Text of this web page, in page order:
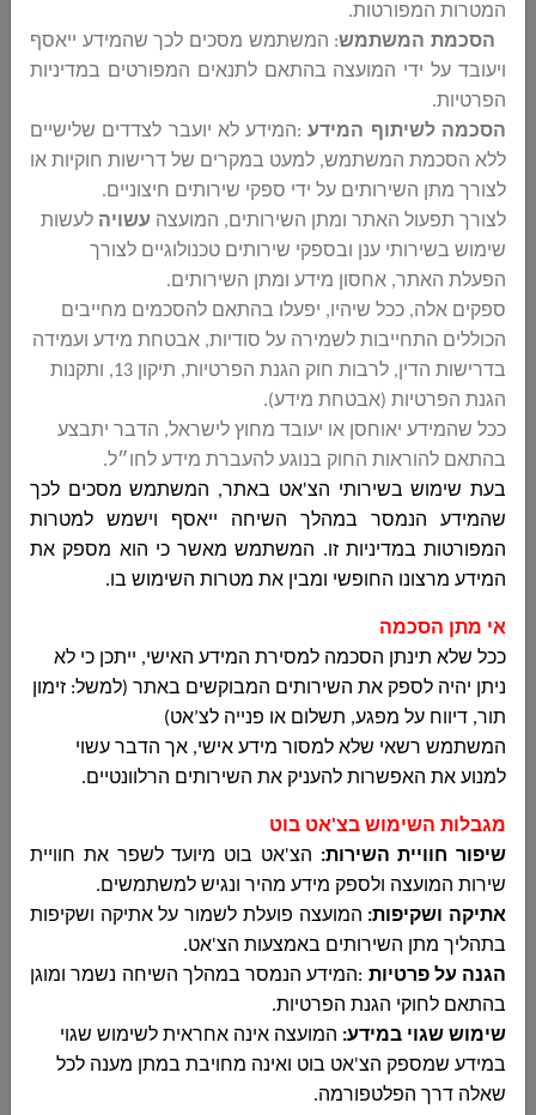
מכרז 19-2025 - חוברת מתוקנת לשיפוץ מגרש
ספורט שחבק ליד בית ספר יסודי אפאק דיר אל
אסד
مجلس دير الاسد المحلي
מכרז 19-2025 - חוברת מתוקנת לשיפוץ מגרש
ספורט שחבק ליד בית ספר יסודי אפאק דיר אל
אסד...
פרסום חוזר למכרז 15-2025 להקמת מרכז מחזור
مجلس دير الاسد المحلي
פרסום חוזר למכרז 15-2025 להקמת מרכז
מחזור...
ביטול מכרז 19-2025 - לשיפוץ מגרש ספורט
שחבק ליד בית ספר יסודי אפאק דיר אל אסד
مجلس دير الاسد المحلي
שחבק ליד בית ספר יסודי אפאק דיר אל אסד...
מכרז פומבי 16-2025 - שירותי ייעוץ כלכלי
לקידום פרויקטים
مجلس دير الاسد المحلي
מכרז פומבי 16-2025 - שירותי ייעוץ כלכלי לקידום
פרויקטים ...
מכרז 12-2025 לביצוע עבודות פיתוח -חפירה ו-
או חציבה -מילוי-קירות תומכים וכו-בקטע מכביש
501 בין חתכים 0 עד 196.82 -כביש 519 בתוכנית
ג- 16056
مجلس دير الاسد المحلي
המטרות המפורטות.
הסכמת המשתמש: המשתמש מסכים לכך שהמידע ייאסף
ויעובד על ידי המועצה בהתאם לתנאים המפורטים במדיניות
הפרטיות.
הסכמה לשיתוף המידע:המידע לא יועבר לצדדים שלישיים
ללא הסכמת המשתמש, למעט במקרים של דרישות חוקיות או
לצורך מתן השירותים על ידי ספקי שירותים חיצוניים.
לצורך תפעול האתר ומתן השירותים, המועצה עשויה לעשות
שימוש בשירותי ענן ובספקי שירותים טכנולוגיים לצורך
הפעלת האתר, אחסון מידע ומתן השירותים.
ספקים אלה, ככל שיהיו, יפעלו בהתאם להסכמים מחייבים
הכוללים התחייבות לשמירה על סודיות, אבטחת מידע ועמידה
בדרישות הדין, לרבות חוק הגנת הפרטיות, תיקון 13, ותקנות
הגנת הפרטיות (אבטחת מידע).
ככל שהמידע יאוחסן או יעובד מחוץ לישראל, הדבר יתבצע
בהתאם להוראות החוק בנוגע להעברת מידע לחו״ל.
בעת שימוש בשירותי הצ'אט באתר, המשתמש מסכים לכך
שהמידע הנמסר במהלך השיחה ייאסף וישמש למטרות
המפורטות במדיניות זו. המשתמש מאשר כי הוא מספק את
המידע מרצונו החופשי ומבין את מטרות השימוש בו .
אי מתן הסכמה
ככל שלא תינתן הסכמה למסירת המידע האישי, ייתכן כי לא
ניתן יהיה לספק את השירותים המבוקשים באתר (למשל: זימון
תור, דיווח על מפגע, תשלום או פנייה לצ’אט)
המשתמש רשאי שלא למסור מידע אישי, אך הדבר עשוי
למנוע את האפשרות להעניק את השירותים הרלוונטיים.
מגבלות השימוש בצ'אט בוט
שיפור חוויית השירות: הצ'אט בוט מיועד לשפר את חוויית
שירות המועצה ולספק מידע מהיר ונגיש למשתמשים.
אתיקה ושקיפות: המועצה פועלת לשמור על אתיקה ושקיפות
בתהליך מתן השירותים באמצעות הצ'אט.
הגנה על פרטיות :המידע הנמסר במהלך השיחה נשמר ומוגן
בהתאם לחוקי הגנת הפרטיות.
שימוש שגוי במידע: המועצה אינה אחראית לשימוש שגוי
במידע שמספק הצ'אט בוט ואינה מחויבת במתן מענה לכל
שאלה דרך הפלטפורמה.